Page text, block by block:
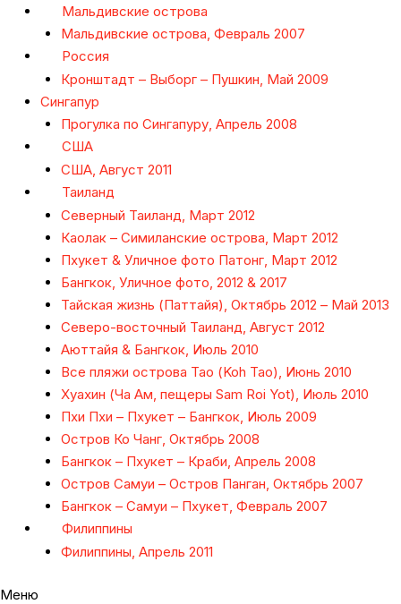
Мальдивские острова
Мальдивские острова, Февраль 2007
Россия
Кронштадт – Выборг – Пушкин, Май 2009
Сингапур
Прогулка по Сингапуру, Апрель 2008
США
США, Август 2011
Таиланд
Северный Таиланд, Март 2012
Каолак – Симиланские острова, Март 2012
Пхукет & Уличное фото Патонг, Март 2012
Бангкок, Уличное фото, 2012 & 2017
Тайская жизнь (Паттайя), Октябрь 2012 – Май 2013
Северо-восточный Таиланд, Август 2012
Аюттайя & Бангкок, Июль 2010
Все пляжи острова Тао (Koh Tao), Июнь 2010
Хуахин (Ча Ам, пещеры Sam Roi Yot), Июль 2010
Пхи Пхи – Пхукет – Бангкок, Июль 2009
Остров Ко Чанг, Октябрь 2008
Бангкок – Пхукет – Краби, Апрель 2008
Остров Самуи – Остров Панган, Октябрь 2007
Бангкок – Самуи – Пхукет, Февраль 2007
Филиппины
Филиппины, Апрель 2011
Меню